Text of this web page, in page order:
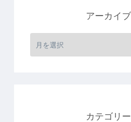
アーカイブ
カテゴリー